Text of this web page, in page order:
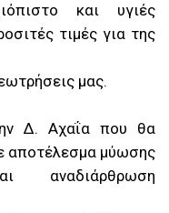
και υγιές
τιμές για της
μας.
Δ. Αχαΐα που θα
αποτέλεσμα μύωσης
αναδιάρθρωση